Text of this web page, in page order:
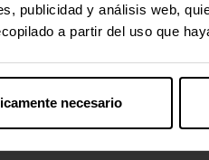
publicidad y análisis web,
a partir del uso que
necesario